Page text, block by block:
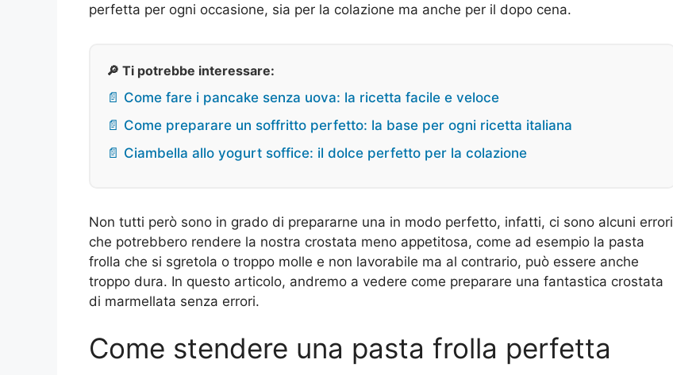
perfetta per ogni occasione, sia per la colazione ma anche per il dopo cena.
🔎 Ti potrebbe interessare:
📄 Come fare i pancake senza uova: la ricetta facile e veloce
📄 Come preparare un soffritto perfetto: la base per ogni ricetta italiana
📄 Ciambella allo yogurt soffice: il dolce perfetto per la colazione
Non tutti però sono in grado di prepararne una in modo perfetto, infatti, ci sono alcuni errori
che potrebbero rendere la nostra crostata meno appetitosa, come ad esempio la pasta
frolla che si sgretola o troppo molle e non lavorabile ma al contrario, può essere anche
troppo dura. In questo articolo, andremo a vedere come preparare una fantastica crostata
di marmellata senza errori.
Come stendere una pasta frolla perfetta